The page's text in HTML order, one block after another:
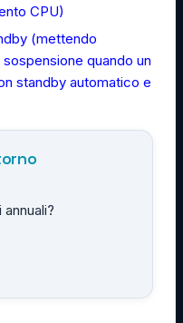
CPU)
(mettendo
quando un
standby automatico e